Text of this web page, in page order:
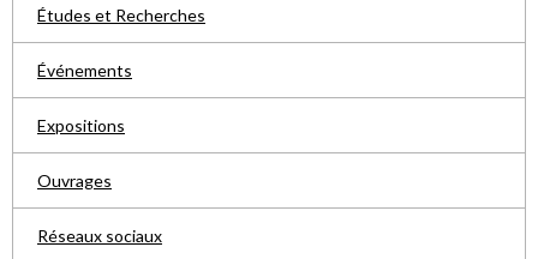
Études et Recherches
Événements
Expositions
Ouvrages
Réseaux sociaux